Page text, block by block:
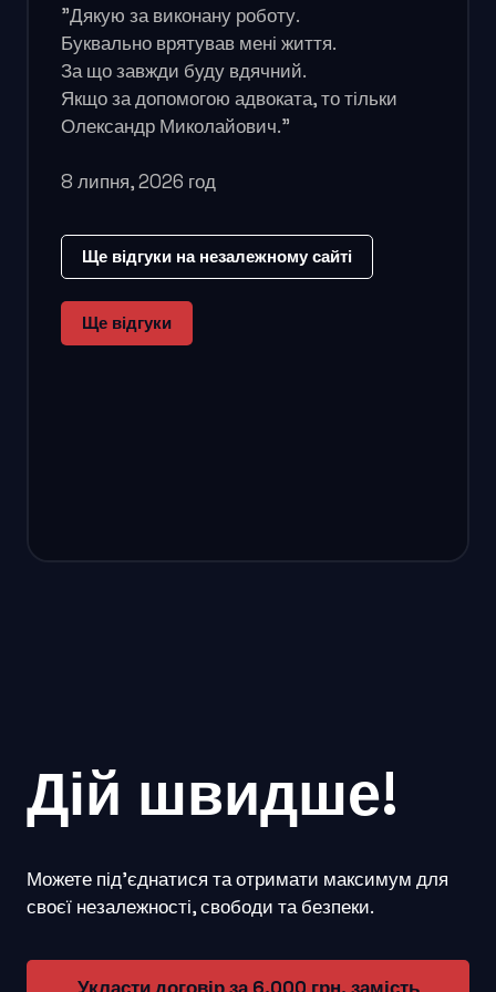
"Дякую за виконану роботу.
Буквально врятував мені життя.
За що завжди буду вдячний.
Якщо за допомогою адвоката, то тільки
Олександр Миколайович."
8 липня, 2026 год
Ще відгуки на незалежному сайті
Ще відгуки
Дій швидше!
Можете підʼєднатися та отримати максимум для
своєї незалежності, свободи та безпеки.